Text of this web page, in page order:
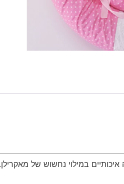
במילוי נחשוש של מאקרילן.